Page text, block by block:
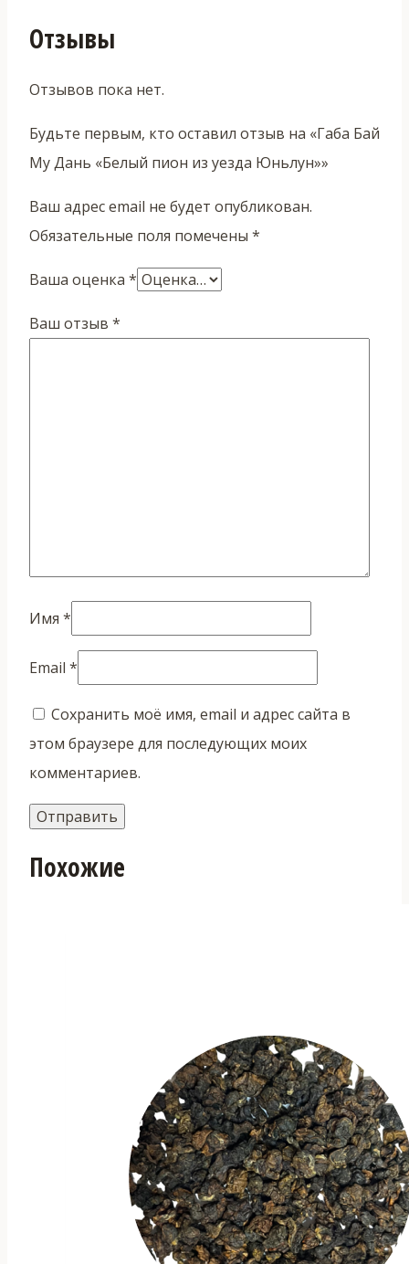
Отзывы
Отзывов пока нет.
Будьте первым, кто оставил отзыв на «Габа Бай
Му Дань «Белый пион из уезда Юньлун»»
Ваш адрес email не будет опубликован.
Обязательные поля помечены *
Ваша оценка *
Ваш отзыв *
Имя *
Email *
Сохранить моё имя, email и адрес сайта в
этом браузере для последующих моих
комментариев.
Похожие